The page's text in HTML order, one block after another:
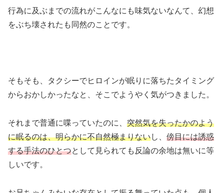
行為に及ぶまでの流れがこんなにも味気ないなんて、幻想
をぶち壊されたも同然のことです。
そもそも、タクシーでヒロインが眠りに落ちたタイミング
からおかしかったなと、そこでようやく気がつきました。
それまで普通に喋っていたのに、 突然気を失ったかのよう
に眠るのは、明らかに不自然極まりないし、 傍目には誘惑
する手法のひとつとして見られても反論の余地は無いに等
しいです。